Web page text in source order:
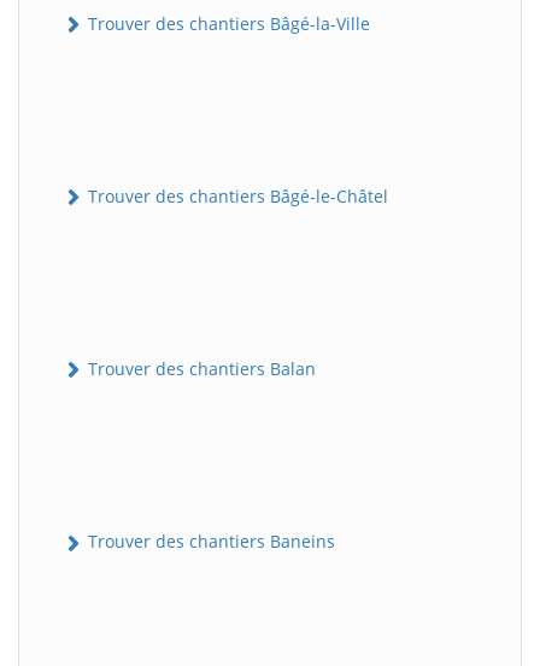
Trouver des chantiers Bâgé-la-Ville
Trouver des chantiers Bâgé-le-Châtel
Trouver des chantiers Balan
Trouver des chantiers Baneins